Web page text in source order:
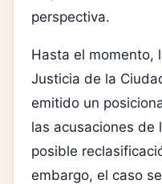
perspectiva.
Hasta el momento,
Justicia de la
emitido un
las acusaciones de
posible
embargo, el caso